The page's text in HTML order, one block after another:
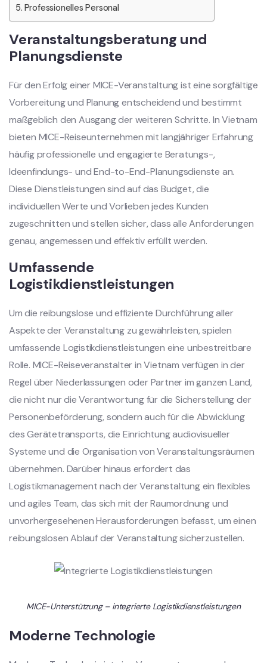
Professionelles Personal
Veranstaltungsberatung und
Planungsdienste
Für den Erfolg einer MICE-Veranstaltung ist eine sorgfältige
Vorbereitung und Planung entscheidend und bestimmt
maßgeblich den Ausgang der weiteren Schritte. In Vietnam
bieten MICE-Reiseunternehmen mit langjähriger Erfahrung
häufig professionelle und engagierte Beratungs-,
Ideenfindungs- und End-to-End-Planungsdienste an.
Diese Dienstleistungen sind auf das Budget, die
individuellen Werte und Vorlieben jedes Kunden
zugeschnitten und stellen sicher, dass alle Anforderungen
genau, angemessen und effektiv erfüllt werden.
Umfassende
Logistikdienstleistungen
Um die reibungslose und effiziente Durchführung aller
Aspekte der Veranstaltung zu gewährleisten, spielen
umfassende Logistikdienstleistungen eine unbestreitbare
Rolle. MICE-Reiseveranstalter in Vietnam verfügen in der
Regel über Niederlassungen oder Partner im ganzen Land,
die nicht nur die Verantwortung für die Sicherstellung der
Personenbeförderung, sondern auch für die Abwicklung
des Gerätetransports, die Einrichtung audiovisueller
Systeme und die Organisation von Veranstaltungsräumen
übernehmen. Darüber hinaus erfordert das
Logistikmanagement nach der Veranstaltung ein flexibles
und agiles Team, das sich mit der Raumordnung und
unvorhergesehenen Herausforderungen befasst, um einen
reibungslosen Ablauf der Veranstaltung sicherzustellen.
MICE-Unterstützung – integrierte Logistikdienstleistungen
Moderne Technologie